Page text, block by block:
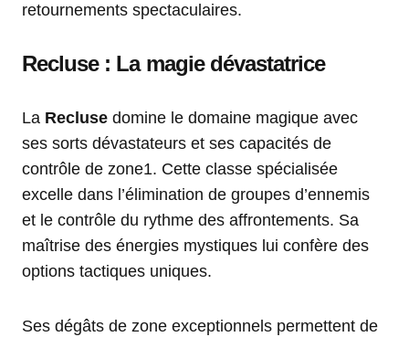
retournements spectaculaires.
Recluse : La magie dévastatrice
La Recluse domine le domaine magique avec
ses sorts dévastateurs et ses capacités de
contrôle de zone1. Cette classe spécialisée
excelle dans l’élimination de groupes d’ennemis
et le contrôle du rythme des affrontements. Sa
maîtrise des énergies mystiques lui confère des
options tactiques uniques.
Ses dégâts de zone exceptionnels permettent de